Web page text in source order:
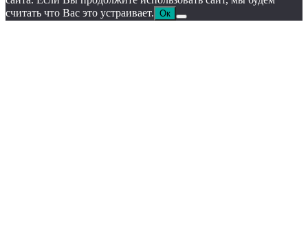
считать что Вас это устраивает. Ок